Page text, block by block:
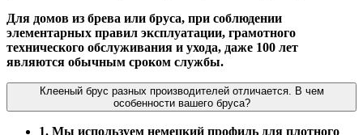
Для домов из брева или бруса, при соблюдении
элементарных правил эксплуатации, грамотного
технического обслуживания и ухода, даже 100 лет
являются обычным сроком службы.
Клееный брус разных производителей отличается. В чем
особенности вашего бруса?
1. Мы используем немецкий профиль для плотного